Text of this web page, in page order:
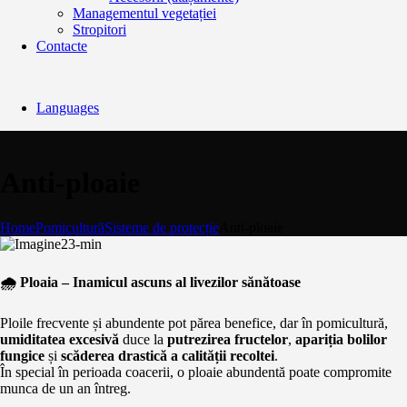
Managementul vegetației
Stropitori
Contacte
Languages
HomePomiculturăSisteme de protecție
🌧️ Ploaia – Inamicul ascuns al livezilor sănătoase
Ploile frecvente și abundente pot părea benefice, dar în pomicultură,
umiditatea excesivă duce la putrezirea fructelor, apariția bolilor
fungice și scăderea drastică a calității recoltei.
În special în perioada coacerii, o ploaie abundentă poate compromite
munca de un an întreg.